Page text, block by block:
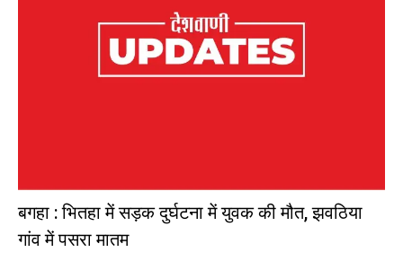
बगहा : भितहा में सड़क दुर्घटना में युवक की मौत, झवठिया
गांव में पसरा मातम